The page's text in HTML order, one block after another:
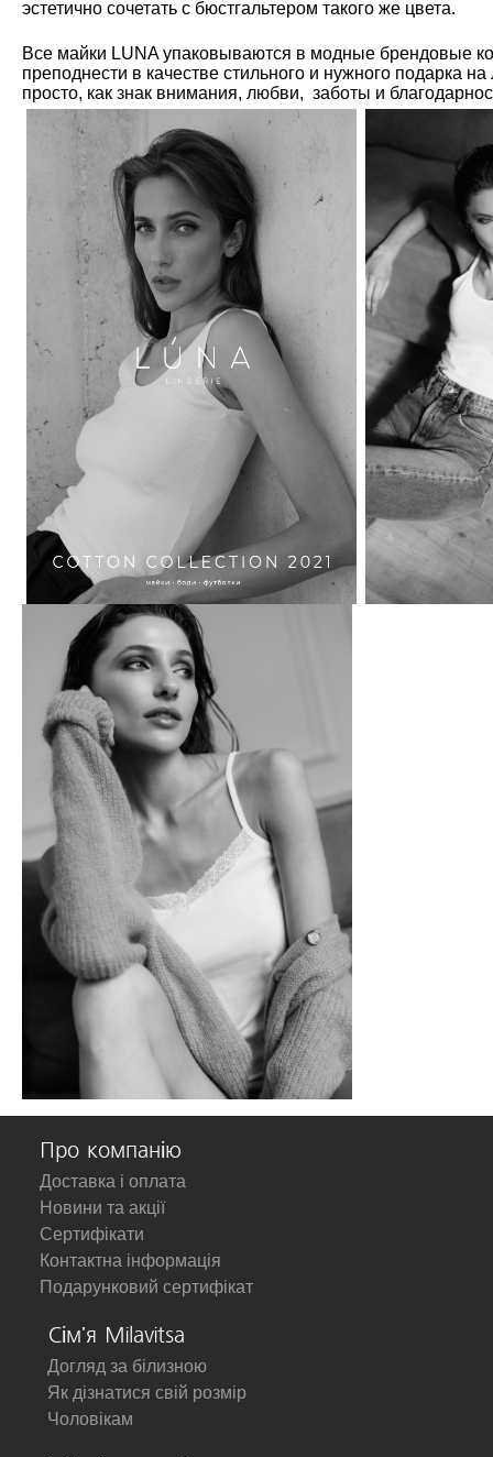
эстетично сочетать с бюстгальтером такого же цвета.
Все майки LUNA упаковываются в модные брендовые
преподнести в качестве стильного и нужного подарка
просто, как знак внимания, любви, заботы и
Про компанію
Доставка і оплата
Новини та акції
Сертифікати
Контактна інформація
Подарунковий сертифікат
Сім'я Milavitsa
Догляд за білизною
Як дізнатися свій розмір
Чоловікам